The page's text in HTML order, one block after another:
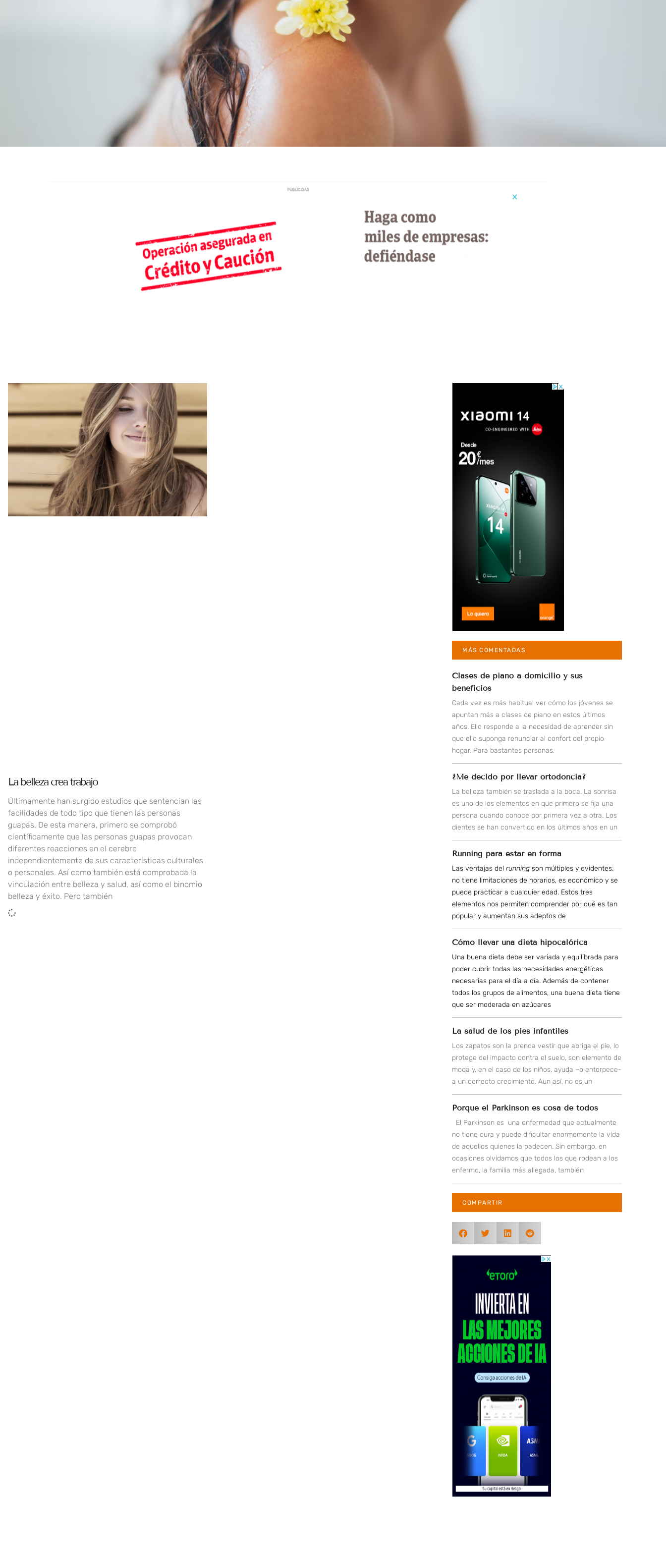
La belleza crea trabajo
Últimamente han surgido estudios que sentencian las
facilidades de todo tipo que tienen las personas
guapas. De esta manera, primero se comprobó
científicamente que las personas guapas provocan
diferentes reacciones en el cerebro
independientemente de sus características culturales
o personales. Así como también está comprobada la
vinculación entre belleza y salud, así como el binomio
belleza y éxito. Pero también
MÁS COMENTADAS
Clases de piano a domicilio y sus
beneficios
Cada vez es más habitual ver cómo los jóvenes se
apuntan más a clases de piano en estos últimos
años. Ello responde a la necesidad de aprender sin
que ello suponga renunciar al confort del propio
hogar. Para bastantes personas,
¿Me decido por llevar ortodoncia?
La belleza también se traslada a la boca. La sonrisa
es uno de los elementos en que primero se fija una
persona cuando conoce por primera vez a otra. Los
dientes se han convertido en los últimos años en un
Running para estar en forma
Las ventajas del running son múltiples y evidentes:
no tiene limitaciones de horarios, es económico y se
puede practicar a cualquier edad. Estos tres
elementos nos permiten comprender por qué es tan
popular y aumentan sus adeptos de
Cómo llevar una dieta hipocalórica
Una buena dieta debe ser variada y equilibrada para
poder cubrir todas las necesidades energéticas
necesarias para el día a día. Además de contener
todos los grupos de alimentos, una buena dieta tiene
que ser moderada en azúcares
La salud de los pies infantiles
Los zapatos son la prenda vestir que abriga el pie, lo
protege del impacto contra el suelo, son elemento de
moda y, en el caso de los niños, ayuda –o entorpece-
a un correcto crecimiento. Aun así, no es un
Porque el Parkinson es cosa de todos
El Parkinson es una enfermedad que actualmente
no tiene cura y puede dificultar enormemente la vida
de aquellos quienes la padecen. Sin embargo, en
ocasiones olvidamos que todos los que rodean a los
enfermo, la familia más allegada, también
COMPARTIR